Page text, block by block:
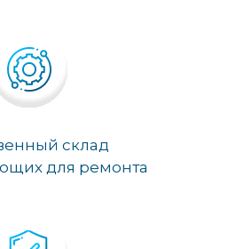
склад
для ремонта